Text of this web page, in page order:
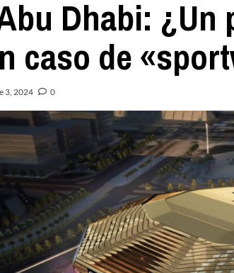
Dhabi:
caso de
3, 2024 0